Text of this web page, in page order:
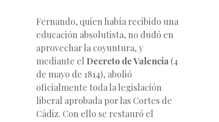
Fernando, quien había recibido una
educación absolutista, no dudó en
aprovechar la coyuntura, y
mediante el Decreto de Valencia (4
de mayo de 1814), abolió
oficialmente toda la legislación
liberal aprobada por las Cortes de
Cádiz. Con ello se restauró el